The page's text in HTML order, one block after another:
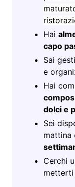
Hai
capo
Sai
e
Hai
dolci e
Sei
mattina
Cerchi